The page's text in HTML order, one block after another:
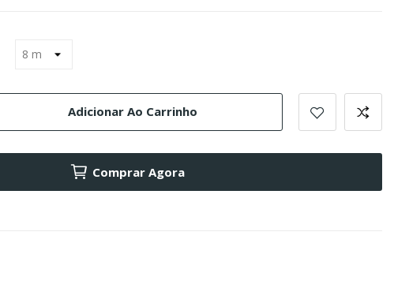
Adicionar Ao Carrinho
Comprar Agora